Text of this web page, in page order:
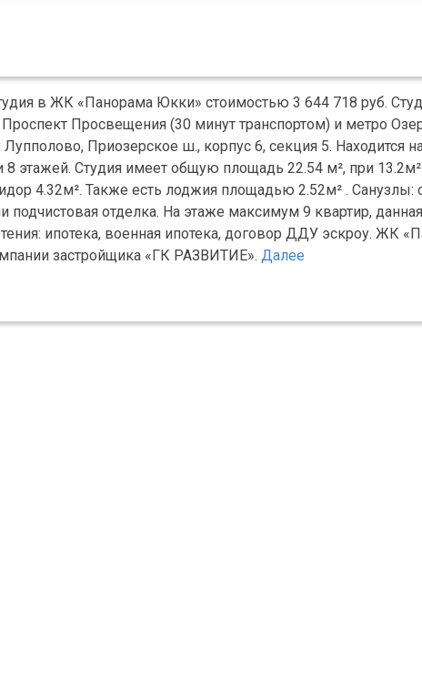
в ЖК «Панорама Юкки» стоимостью 3 644 718 руб.
Просвещения (30 минут транспортом) и метро
Приозерское ш., корпус 6, секция 5. Находится
8 этажей. Студия имеет общую площадь 22.54 м², при
4.32м². Также есть лоджия площадью 2.52м² .
отделка. На этаже максимум 9 квартир,
ипотека, военная ипотека, договор ДДУ эскроу. ЖК
застройщика «ГК РАЗВИТИЕ». Далее